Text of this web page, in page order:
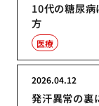
10代の糖尿
方
医療
発汗異常の裏
2026.04.12